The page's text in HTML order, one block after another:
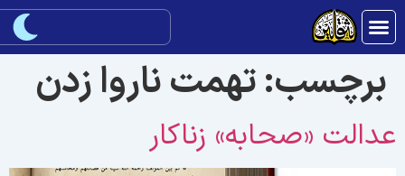
برچسب:تهمت ناروا زدن
«صحابه» زناکار